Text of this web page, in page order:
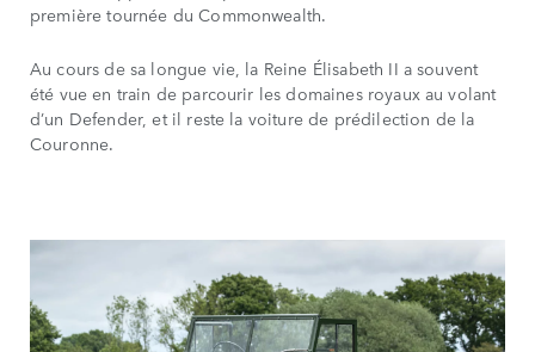
première tournée du Commonwealth.
Au cours de sa longue vie, la Reine Élisabeth II a souvent
été vue en train de parcourir les domaines royaux au volant
d’un Defender, et il reste la voiture de prédilection de la
Couronne.